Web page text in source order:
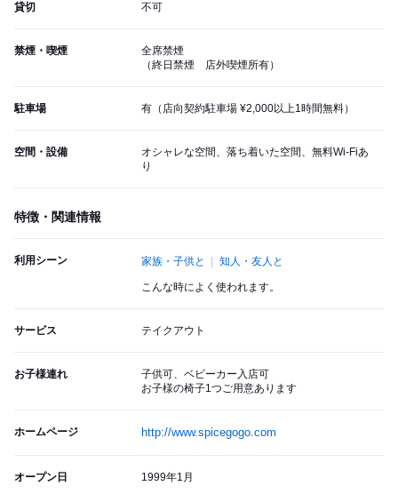
貸切 不可
禁煙・喫煙
全席禁煙
（終日禁煙 店外喫煙所有）
駐車場 有（店向契約駐車場 ¥2,000以上1時間無料）
空間・設備
オシャレな空間、落ち着いた空間、無料Wi-Fiあ
り
特徴・関連情報
利用シーン 家族・子供と 知人・友人と
こんな時によく使われます。
サービス テイクアウト
お子様連れ
子供可、ベビーカー入店可
お子様の椅子1つご用意あります
ホームページ http://www.spicegogo.com
オープン日 1999年1月